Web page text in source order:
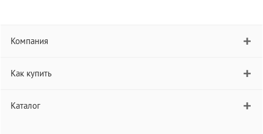
Компания
Как купить
Каталог